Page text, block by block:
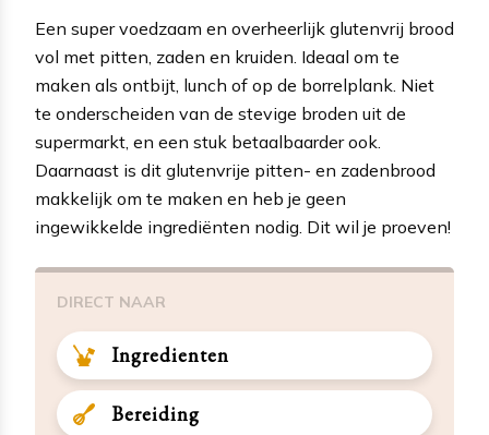
Een super voedzaam en overheerlijk glutenvrij brood
vol met pitten, zaden en kruiden. Ideaal om te
maken als ontbijt, lunch of op de borrelplank. Niet
te onderscheiden van de stevige broden uit de
supermarkt, en een stuk betaalbaarder ook.
Daarnaast is dit glutenvrije pitten- en zadenbrood
makkelijk om te maken en heb je geen
ingewikkelde ingrediënten nodig. Dit wil je proeven!
DIRECT NAAR
Ingredienten
Bereiding